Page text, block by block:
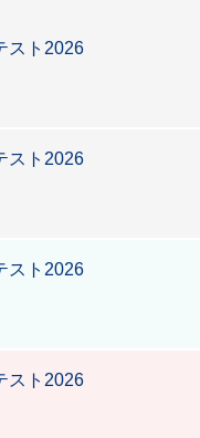
スト2026
スト2026
スト2026
スト2026